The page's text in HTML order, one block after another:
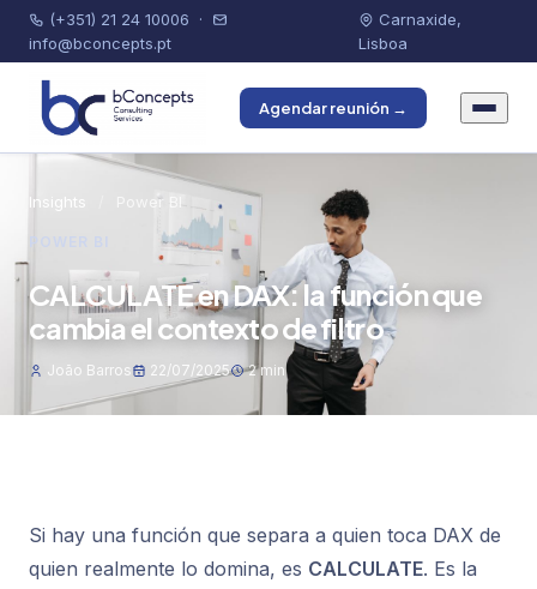
(+351) 21 24 10006 ·
info@bconcepts.pt
Carnaxide,
Lisboa
Agendar reunión →
Insights Power BI
POWER BI
CALCULATE en DAX: la función que
cambia el contexto de filtro
João Barros 22/07/2025 2 min
Si hay una función que separa a quien toca DAX de
quien realmente lo domina, es CALCULATE. Es la